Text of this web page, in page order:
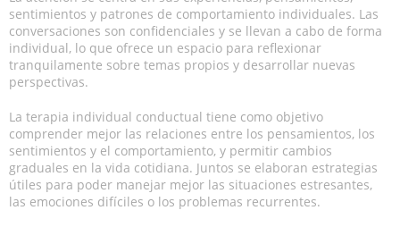
sentimientos y patrones de comportamiento individuales. Las
conversaciones son confidenciales y se llevan a cabo de forma
individual, lo que ofrece un espacio para reflexionar
tranquilamente sobre temas propios y desarrollar nuevas
perspectivas.
La terapia individual conductual tiene como objetivo
comprender mejor las relaciones entre los pensamientos, los
sentimientos y el comportamiento, y permitir cambios
graduales en la vida cotidiana. Juntos se elaboran estrategias
útiles para poder manejar mejor las situaciones estresantes,
las emociones difíciles o los problemas recurrentes.